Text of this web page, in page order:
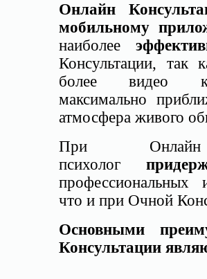
Онлайн
мобильному
наиболее
Консультации,
более видео
максимально
атмосфера живого
При Онлайн
психолог
профессиональных
что и при Очной
Основными
Консультации